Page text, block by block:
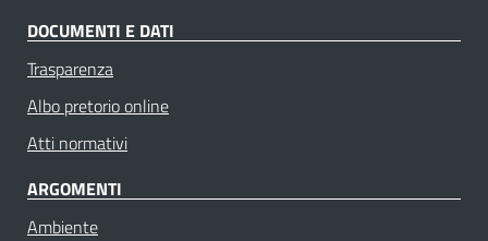
DOCUMENTI E DATI
Trasparenza
Albo pretorio online
Atti normativi
ARGOMENTI
Ambiente